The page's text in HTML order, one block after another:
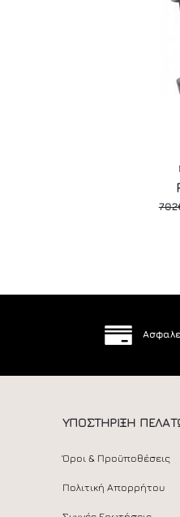
ΥΠΟΣΤΗΡΙΞΗ
Όροι & Προϋποθέσεις
Πολιτική Απορρήτου